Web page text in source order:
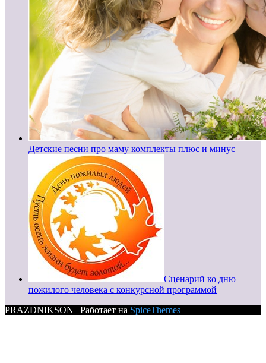
Детские песни про маму комплекты плюс и минус
Сценарий ко дню
пожилого человека с конкурсной программой
PRAZDNIKSON | Работает на SpiceThemes